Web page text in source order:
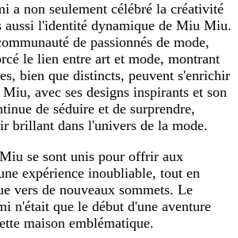
a non seulement célébré la créativité
aussi l'identité dynamique de Miu Miu.
de passionnés de mode,
le lien entre art et mode, montrant
bien que distincts, peuvent s'enrichir
avec ses designs inspirants et son
de séduire et de surprendre,
brillant dans l'univers de la mode.
se sont unis pour offrir aux
expérience inoubliable, tout en
vers de nouveaux sommets. Le
n'était que le début d'une aventure
maison emblématique.